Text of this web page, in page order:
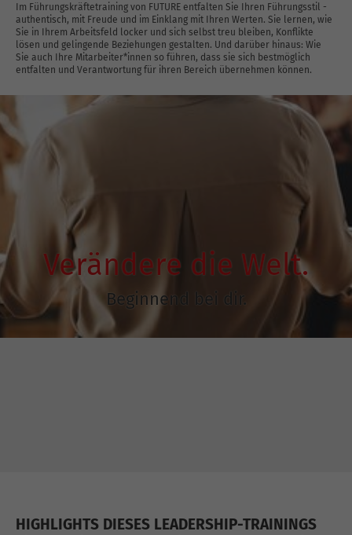
Im Führungskräftetraining von FUTURE entfalten Sie Ihren Führungsstil -
authentisch, mit Freude und im Einklang mit Ihren Werten. Sie lernen, wie
Sie in Ihrem Arbeitsfeld locker und sich selbst treu bleiben, Konflikte
lösen und gelingende Beziehungen gestalten. Und darüber hinaus: Wie
Sie auch Ihre Mitarbeiter*innen so führen, dass sie sich bestmöglich
entfalten und Verantwortung für ihren Bereich übernehmen können.
Verändere die Welt.
Beginnend bei dir.
HIGHLIGHTS DIESES LEADERSHIP-TRAININGS